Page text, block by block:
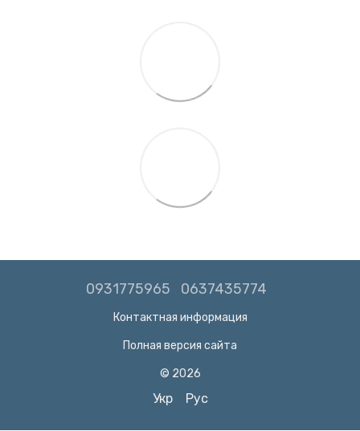
0931775965 0637435774
Контактная информация
Полная версия сайта
© 2026
Укр Рус